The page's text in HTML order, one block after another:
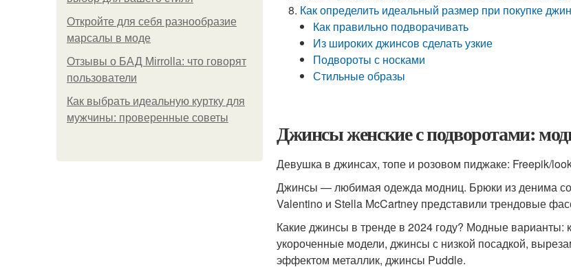
Откройте для себя разнообразие
марсалы в моде
Отзывы о БАД Mirrolla: что говорят
пользователи
Как выбрать идеальную куртку для
мужчины: проверенные советы
Как определить идеальный размер при покупке
Как правильно подворачивать
Из широких джинсов сделать узкие
Подвороты с носками
Стильные образы
Джинсы женские с подворотами:
Девушка в джинсах, топе и розовом пиджаке: Freepik/
Джинсы — любимая одежда модниц. Брюки из денима
Valentino и Stella McCartney представили трендовые
Какие джинсы в тренде в 2024 году? Модные
укороченные модели, джинсы с низкой посадкой,
эффектом металлик, джинсы Puddle.